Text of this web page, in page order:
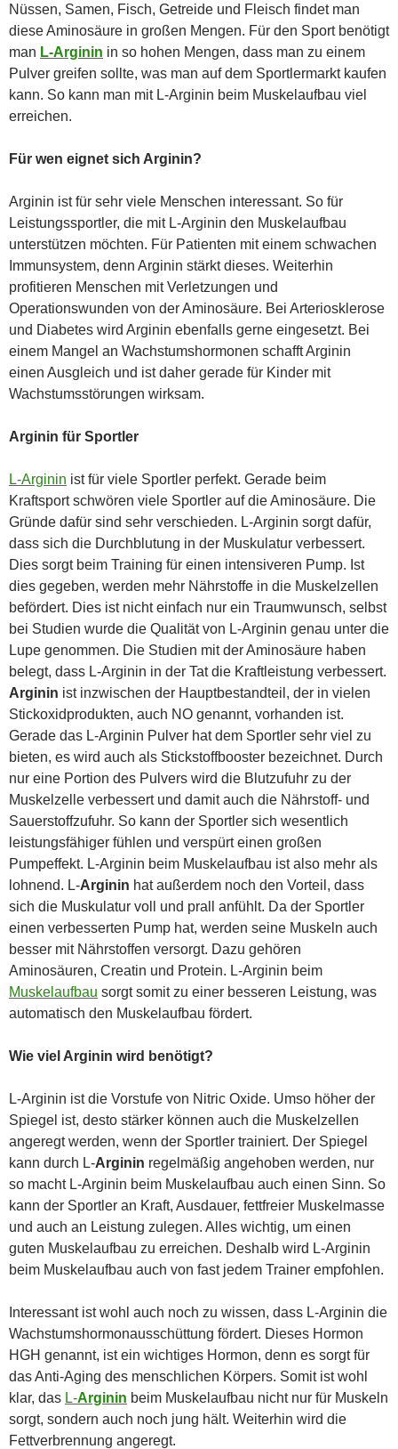
Nüssen, Samen, Fisch, Getreide und Fleisch findet man
diese Aminosäure in großen Mengen. Für den Sport benötigt
man L-Arginin in so hohen Mengen, dass man zu einem
Pulver greifen sollte, was man auf dem Sportlermarkt kaufen
kann. So kann man mit L-Arginin beim Muskelaufbau viel
erreichen.
Für wen eignet sich Arginin?
Arginin ist für sehr viele Menschen interessant. So für
Leistungssportler, die mit L-Arginin den Muskelaufbau
unterstützen möchten. Für Patienten mit einem schwachen
Immunsystem, denn Arginin stärkt dieses. Weiterhin
profitieren Menschen mit Verletzungen und
Operationswunden von der Aminosäure. Bei Arteriosklerose
und Diabetes wird Arginin ebenfalls gerne eingesetzt. Bei
einem Mangel an Wachstumshormonen schafft Arginin
einen Ausgleich und ist daher gerade für Kinder mit
Wachstumsstörungen wirksam.
Arginin für Sportler
L-Arginin ist für viele Sportler perfekt. Gerade beim
Kraftsport schwören viele Sportler auf die Aminosäure. Die
Gründe dafür sind sehr verschieden. L-Arginin sorgt dafür,
dass sich die Durchblutung in der Muskulatur verbessert.
Dies sorgt beim Training für einen intensiveren Pump. Ist
dies gegeben, werden mehr Nährstoffe in die Muskelzellen
befördert. Dies ist nicht einfach nur ein Traumwunsch, selbst
bei Studien wurde die Qualität von L-Arginin genau unter die
Lupe genommen. Die Studien mit der Aminosäure haben
belegt, dass L-Arginin in der Tat die Kraftleistung verbessert.
Arginin ist inzwischen der Hauptbestandteil, der in vielen
Stickoxidprodukten, auch NO genannt, vorhanden ist.
Gerade das L-Arginin Pulver hat dem Sportler sehr viel zu
bieten, es wird auch als Stickstoffbooster bezeichnet. Durch
nur eine Portion des Pulvers wird die Blutzufuhr zu der
Muskelzelle verbessert und damit auch die Nährstoff- und
Sauerstoffzufuhr. So kann der Sportler sich wesentlich
leistungsfähiger fühlen und verspürt einen großen
Pumpeffekt. L-Arginin beim Muskelaufbau ist also mehr als
lohnend. L-Arginin hat außerdem noch den Vorteil, dass
sich die Muskulatur voll und prall anfühlt. Da der Sportler
einen verbesserten Pump hat, werden seine Muskeln auch
besser mit Nährstoffen versorgt. Dazu gehören
Aminosäuren, Creatin und Protein. L-Arginin beim
Muskelaufbau sorgt somit zu einer besseren Leistung, was
automatisch den Muskelaufbau fördert.
Wie viel Arginin wird benötigt?
L-Arginin ist die Vorstufe von Nitric Oxide. Umso höher der
Spiegel ist, desto stärker können auch die Muskelzellen
angeregt werden, wenn der Sportler trainiert. Der Spiegel
kann durch L-Arginin regelmäßig angehoben werden, nur
so macht L-Arginin beim Muskelaufbau auch einen Sinn. So
kann der Sportler an Kraft, Ausdauer, fettfreier Muskelmasse
und auch an Leistung zulegen. Alles wichtig, um einen
guten Muskelaufbau zu erreichen. Deshalb wird L-Arginin
beim Muskelaufbau auch von fast jedem Trainer empfohlen.
Interessant ist wohl auch noch zu wissen, dass L-Arginin die
Wachstumshormonausschüttung fördert. Dieses Hormon
HGH genannt, ist ein wichtiges Hormon, denn es sorgt für
das Anti-Aging des menschlichen Körpers. Somit ist wohl
klar, das L-Arginin beim Muskelaufbau nicht nur für Muskeln
sorgt, sondern auch noch jung hält. Weiterhin wird die
Fettverbrennung angeregt.